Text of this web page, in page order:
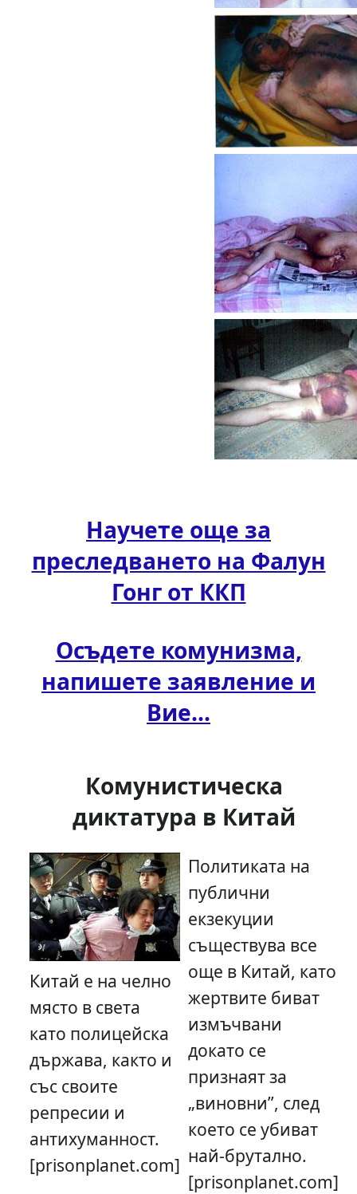
Научете още за
преследването на Фалун
Гонг от ККП
Осъдете комунизма,
напишете заявление и
Вие...
Комунистическа
диктатура в Китай
Китай е на челно
място в света
като полицейска
държава, както и
със своите
репресии и
антихуманност.
[prisonplanet.com]
Политиката на
публични
екзекуции
съществува все
още в Китай, като
жертвите биват
измъчвани
докато се
признаят за
„виновни”, след
което се убиват
най-брутално.
[prisonplanet.com]